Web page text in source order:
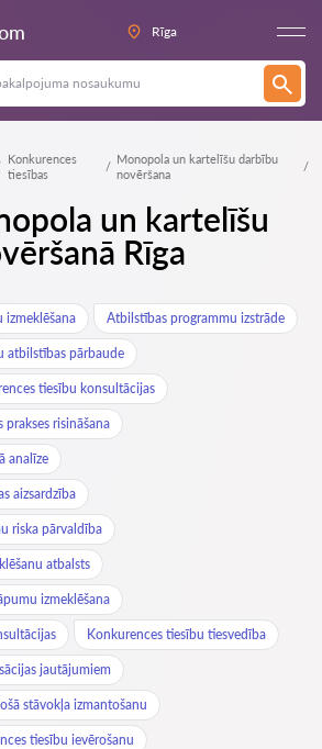
Rīga
Konkurences
tiesības
Monopola un kartelīšu darbību
novēršana
un kartelīšu
Rīga
Atbilstības programmu izstrāde
atbilstības pārbaude
tiesību konsultācijas
risināšana
analīze
aizsardzība
riska pārvaldība
atbalsts
izmeklēšana
Konkurences tiesību tiesvedība
jautājumiem
stāvokļa izmantošanu
tiesību ievērošanu